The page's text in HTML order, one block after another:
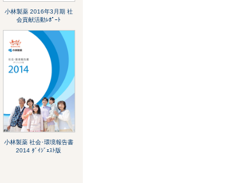
小林製薬 2016年3月期 社
会貢献活動ﾚﾎﾟｰﾄ
小林製薬 社会･環境報告書
2014 ﾀﾞｲｼﾞｪｽﾄ版